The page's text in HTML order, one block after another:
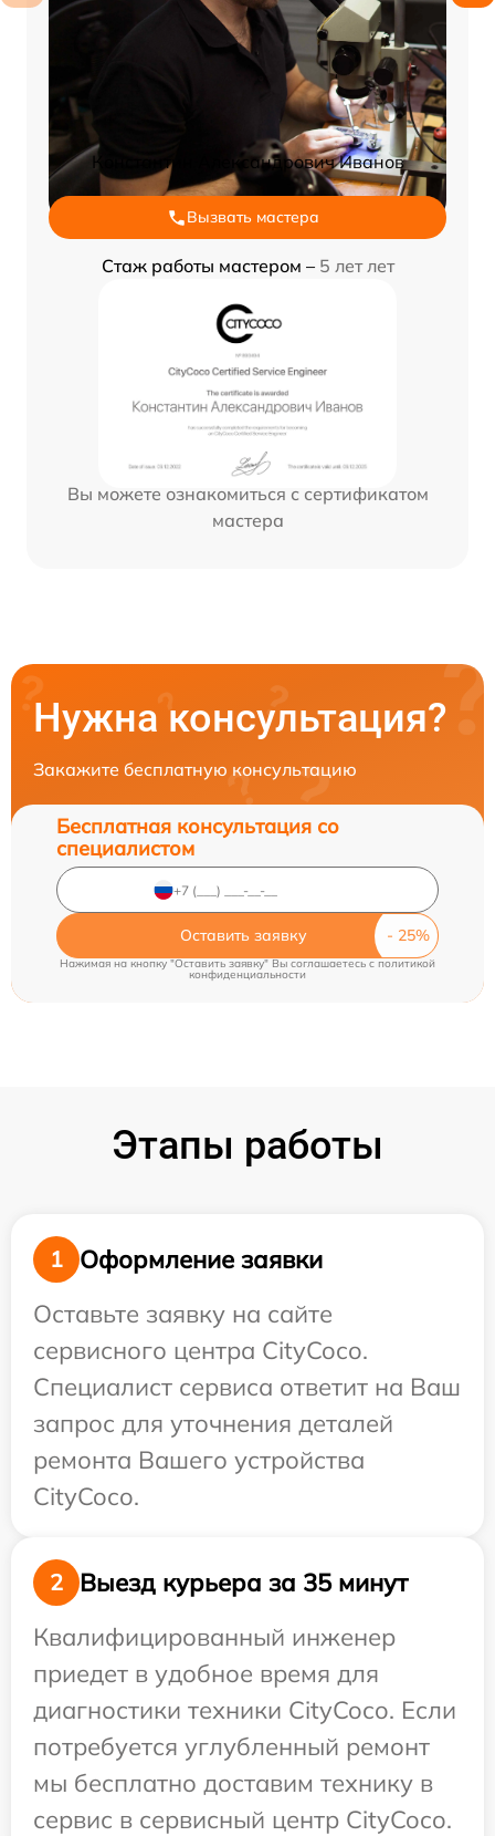
Константин Александрович Иванов
Вызвать мастера
Стаж работы мастером – 5 лет лет
Вы можете ознакомиться с сертификатом
мастера
Нужна консультация?
Закажите бесплатную консультацию
Бесплатная консультация со
специалистом
Оставить заявку
Нажимая на кнопку "Оставить заявку" Вы соглашаетесь cполитикой
конфиденциальности
Этапы работы
1
Оформление заявки
Оставьте заявку на сайте
сервисного центра CityCoco.
Специалист сервиса ответит на Ваш
запрос для уточнения деталей
ремонта Вашего устройства
CityCoco.
2
Выезд курьера за 35 минут
Квалифицированный инженер
приедет в удобное время для
диагностики техники CityCoco. Если
потребуется углубленный ремонт
мы бесплатно доставим технику в
сервис в сервисный центр CityCoco.